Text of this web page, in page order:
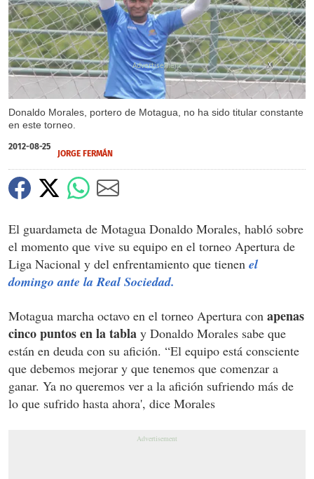
Donaldo Morales, portero de Motagua, no ha sido titular constante
en este torneo.
X
2012-08-25
JORGE FERMÁN
El guardameta de Motagua Donaldo Morales, habló sobre
el momento que vive su equipo en el torneo Apertura de
Liga Nacional y del enfrentamiento que tienen el
domingo ante la Real Sociedad.
Motagua marcha octavo en el torneo Apertura con apenas
cinco puntos en la tabla y Donaldo Morales sabe que
están en deuda con su afición. “El equipo está consciente
que debemos mejorar y que tenemos que comenzar a
ganar. Ya no queremos ver a la afición sufriendo más de
lo que sufrido hasta ahora', dice Morales